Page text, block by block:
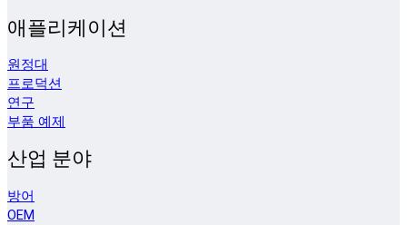
애플리케이션
원정대
프로덕션
연구
부품 예제
산업 분야
방어
OEM